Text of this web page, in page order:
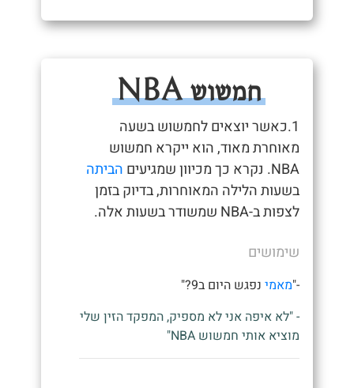
חמשוש NBA
1.כאשר יוצאים לחמשוש בשעה
מאוחרת מאוד, הוא ייקרא חמשוש
NBA. נקרא כך מכיוון שמגיעים
הביתה
בשעות הלילה המאוחרות, בדיוק בזמן
לצפות ב-NBA שמשודר בשעות אלה.
שימושים
-"מאמי נפגש היום ב9?"
- "לא איפה אני לא מספיק, המפקד הזין שלי
מוציא אותי חמשוש NBA"